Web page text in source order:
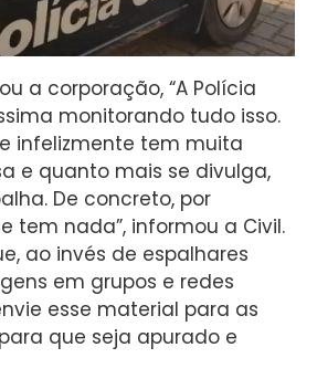
a corporação, “A Polícia
monitorando tudo isso.
infelizmente tem muita
e quanto mais se divulga,
De concreto, por
tem nada”, informou a Civil.
ao invés de espalhares
em grupos e redes
esse material para as
que seja apurado e